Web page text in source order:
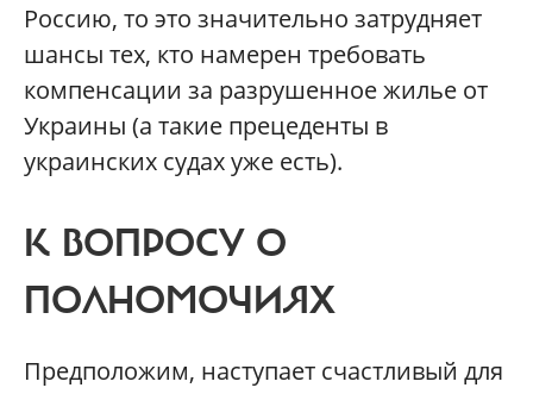
Россию, то это значительно затрудняет
шансы тех, кто намерен требовать
компенсации за разрушенное жилье от
Украины (а такие прецеденты в
украинских судах уже есть).
К ВОПРОСУ О
ПОЛНОМОЧИЯХ
Предположим, наступает счастливый для